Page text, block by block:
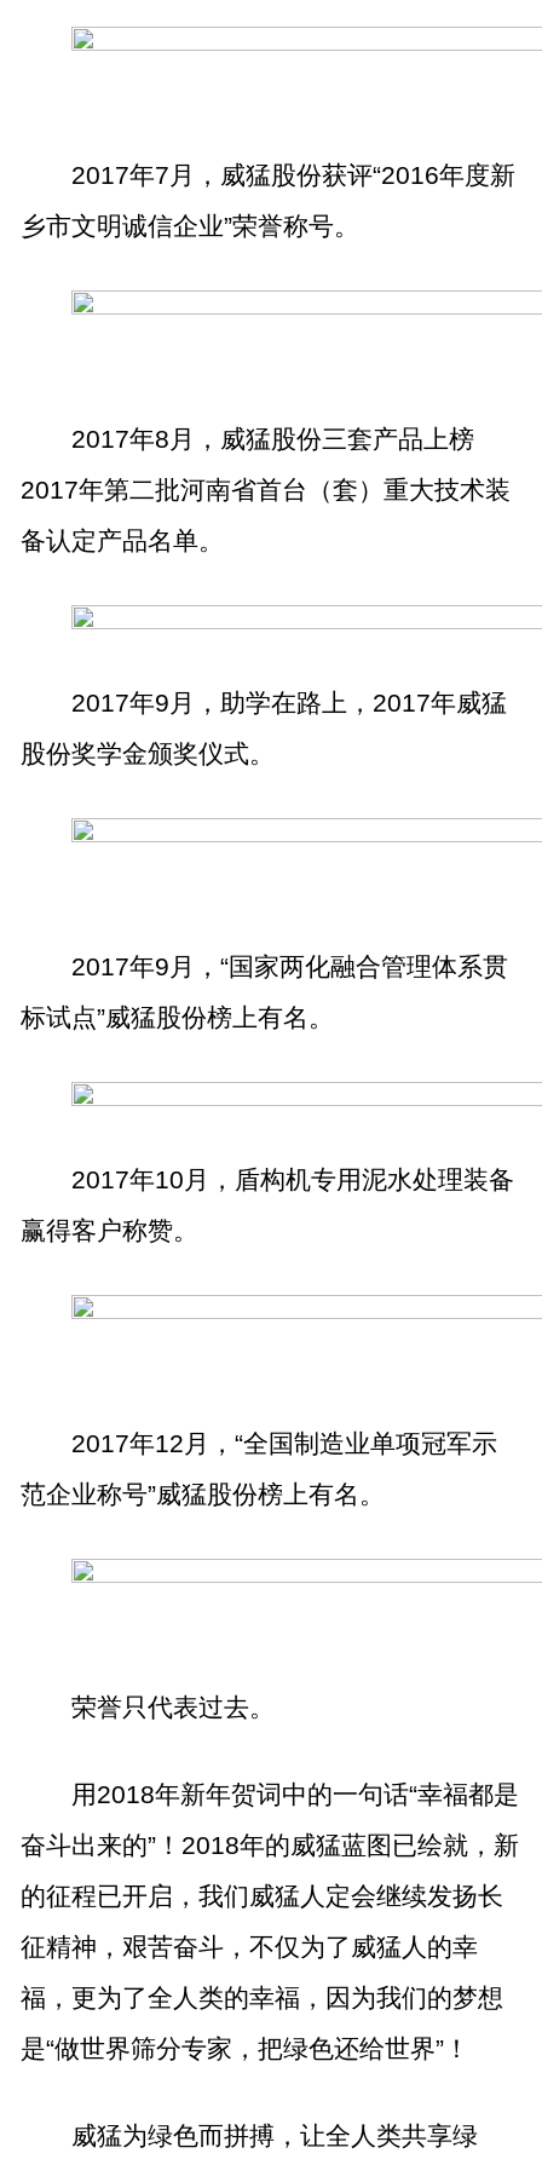
2017年7月，威猛股份获评“2016年度新
乡市文明诚信企业”荣誉称号。
2017年8月，威猛股份三套产品上榜
2017年第二批河南省首台（套）重大技术装
备认定产品名单。
2017年9月，助学在路上， 2017年威猛
股份奖学金颁奖仪式。
2017年9月，“国家两化融合管理体系贯
标试点”威猛股份榜上有名。
2017年10月，盾构机专用泥水处理装备
赢得客户称赞。
2017年12月，“全国制造业单项冠军示
范企业称号”威猛股份榜上有名。
荣誉只代表过去。
用2018年新年贺词中的一句话“幸福都是
奋斗出来的”！ 2018年的威猛蓝图已绘就，新
的征程已开启，我们威猛人定会继续发扬长
征精神，艰苦奋斗，不仅为了威猛人的幸
福，更为了全人类的幸福，因为我们的梦想
是“做世界筛分专家，把绿色还给世界”！
威猛为绿色而拼搏，让全人类共享绿